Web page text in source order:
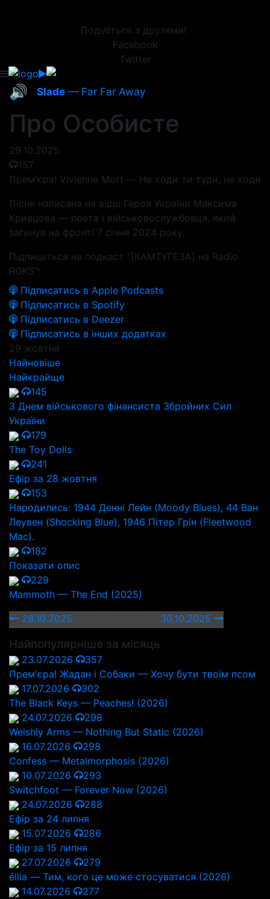
Поділіться з друзями!
Facebook
Twitter
🔊 Slade — Far Far Away
Про Особисте
29.10.2025
157
Прем'єра! Vivienne Mort — Не ходи ти туди, не ходи
Пісня написана на вірш Героя України Максима
Кривцова — поета і військовослужбовця, який
загинув на фронті 7 січня 2024 року.
Підпишіться на подкаст "[КАМТУГЕЗА] на Radio
ROKS":
Підписатись в Apple Podcasts
Підписатись в Spotify
Підписатись в Deezer
Підписатись в інших додатках
29 жовтня
Найновіше
Найкрайще
145
З Днем військового фінансиста Збройних Сил
України
179
The Toy Dolls
241
Ефір за 28 жовтня
153
Народились: 1944 Денні Лейн (Moody Blues), 44 Ван
Леувен (Shocking Blue), 1946 Пітер Грін (Fleetwood
Mac).
182
Показати опис
229
Mammoth — The End (2025)
28.10.2025
30.10.2025
Найпопулярніше за місяць
23.07.2026
357
Прем'єра! Жадан і Собаки — Хочу бути твоїм псом
17.07.2026
302
The Black Keys — Peaches! (2026)
24.07.2026
298
Welshly Arms — Nothing But Static (2026)
16.07.2026
298
Confess — Metalmorphosis (2026)
10.07.2026
293
Switchfoot — Forever Now (2026)
24.07.2026
288
Ефір за 24 липня
15.07.2026
286
Ефір за 15 липня
27.07.2026
279
éllia — Тим, кого це може стосуватися (2026)
14.07.2026
277